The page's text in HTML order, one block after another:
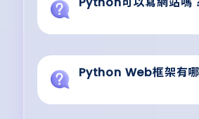
Python Web框架有哪